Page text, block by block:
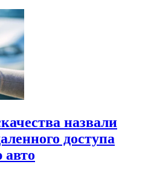
назвали
доступа